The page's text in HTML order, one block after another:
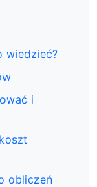
wiedzieć?
i
obliczeń